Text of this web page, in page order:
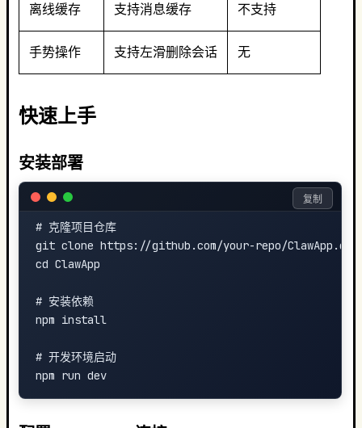
离线缓存 支持消息缓存 不支持
手势操作 支持左滑删除会话 无
快速上手
安装部署
# 克隆项目仓库
git clone https://github.com/your-repo/ClawApp.git
cd ClawApp
# 安装依赖
npm install
# 开发环境启动
复制